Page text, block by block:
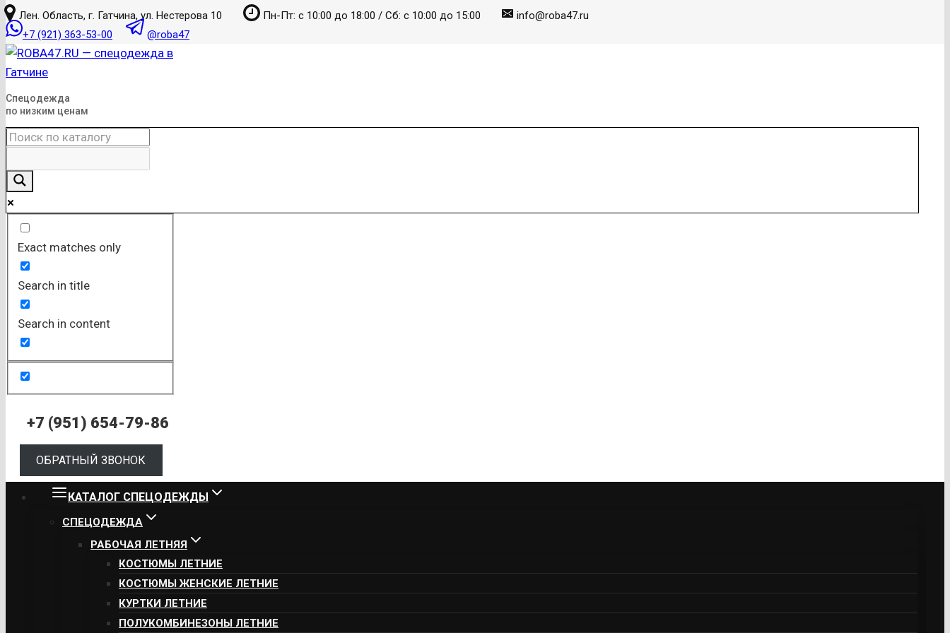
к
содержанию
Лен. Область, г. Гатчина, ул. Нестерова 10 Пн-Пт: с 10:00 до 18:00 / Сб: с 10:00 до 15:00
info@roba47.ru
+7 (921) 363-53-00
@roba47
Спецодежда
по низким ценам
Exact matches only
Search in title
Search in content
+7 (951) 654-79-86
ОБРАТНЫЙ ЗВОНОК
КАТАЛОГ СПЕЦОДЕЖДЫ
СПЕЦОДЕЖДА
РАБОЧАЯ ЛЕТНЯЯ
КОСТЮМЫ ЛЕТНИЕ
КОСТЮМЫ ЖЕНСКИЕ ЛЕТНИЕ
КУРТКИ ЛЕТНИЕ
ПОЛУКОМБИНЕЗОНЫ ЛЕТНИЕ